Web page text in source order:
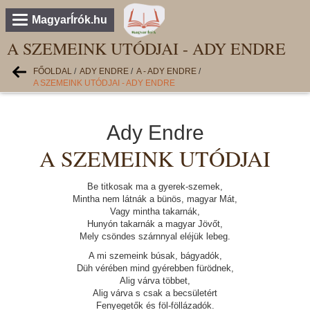
MagyarÍrók.hu
A SZEMEINK UTÓDJAI - ADY ENDRE
FŐOLDAL / ADY ENDRE / A - ADY ENDRE /
A SZEMEINK UTÓDJAI - ADY ENDRE
Ady Endre
A SZEMEINK UTÓDJAI
Be titkosak ma a gyerek-szemek,
Mintha nem látnák a bünös, magyar Mát,
Vagy mintha takarnák,
Hunyón takarnák a magyar Jövőt,
Mely csöndes szárnnyal eléjük lebeg.
A mi szemeink búsak, bágyadók,
Düh vérében mind gyérebben fürödnek,
Alig várva többet,
Alig várva s csak a becsületért
Fenyegetők és föl-föllázadók.